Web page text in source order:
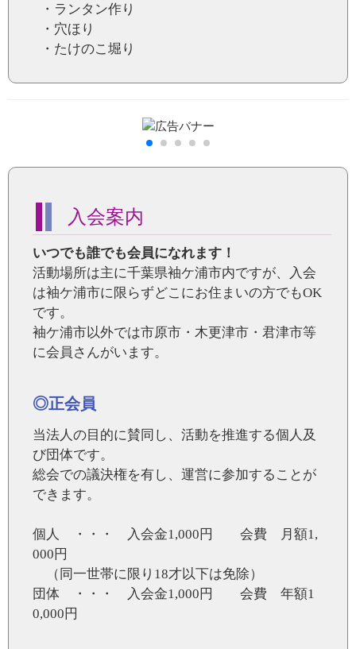
・ランタン作り
・穴ほり
・たけのこ堀り
入会案内
いつでも誰でも会員になれます！
活動場所は主に千葉県袖ケ浦市内ですが、入会
は袖ケ浦市に限らずどこにお住まいの方でもOK
です。
袖ケ浦市以外では市原市・木更津市・君津市等
に会員さんがいます。
◎正会員
当法人の目的に賛同し、活動を推進する個人及
び団体です。
総会での議決権を有し、運営に参加することが
できます。
個人 ・・・ 入会金1,000円 会費 月額1,
000円
（同一世帯に限り18才以下は免除）
団体 ・・・ 入会金1,000円 会費 年額1
0,000円